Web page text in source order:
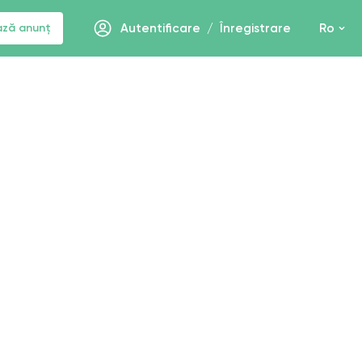
anunț Autentificare / Înregistrare Ro